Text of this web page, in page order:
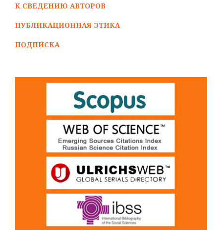
К СВЕДЕНИЮ АВТОРОВ
ПУБЛИКАЦИОННАЯ ЭТИКА
ПОДПИСКА